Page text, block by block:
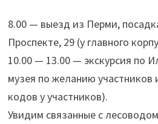
8.00 — выезд из Перми,
Проспекте, 29 (у главного
10.00 — 13.00 — экскурсия по
музея по желанию участников
кодов у участников).
Увидим связанные с